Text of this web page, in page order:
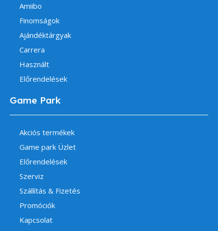
Amiibo
Finomságok
Ajándéktárgyak
Carrera
Használt
Előrendelések
Game Park
Akciós termékek
Game park Üzlet
Előrendelések
Szerviz
Szállítás & Fizetés
Promóciók
Kapcsolat